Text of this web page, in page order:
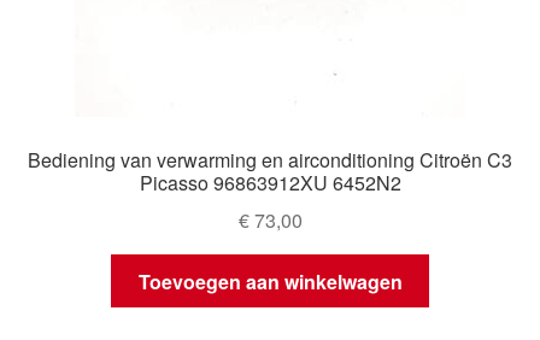
Bediening van verwarming en airconditioning Citroën C3
Picasso 96863912XU 6452N2
€73,00
Toevoegen aan winkelwagen